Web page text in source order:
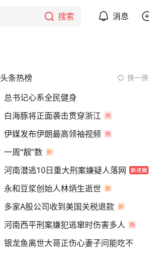
搜索 消息
头条热榜 换一换
总书记心系全民健身
白海豚将正面袭击贯穿浙江
伊媒发布伊朗最高领袖视频
一周“靓”数
河南潜逃10日重大刑案嫌疑人落网
永和豆浆创始人林炳生逝世
多家A股公司收到美国关税退款
河南西平刑案嫌犯逃窜时伤害多人
银龙鱼离世大哥正伤心妻子问能吃不